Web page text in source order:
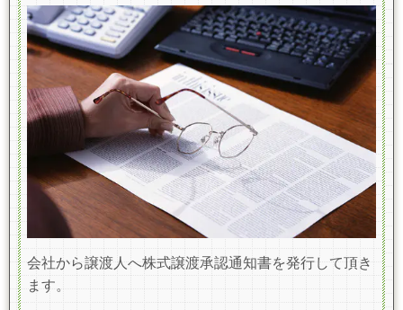
会社から譲渡人へ株式譲渡承認通知書を発行して頂き
ます。